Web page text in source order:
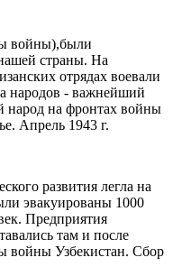
войны),были
страны. На
отрядах воевали
народов - важнейший
народ на фронтах войны
Апрель 1943 г.
развития легла на
эвакуированы 1000
Предприятия
там и после
войны Узбекистан. Сбор